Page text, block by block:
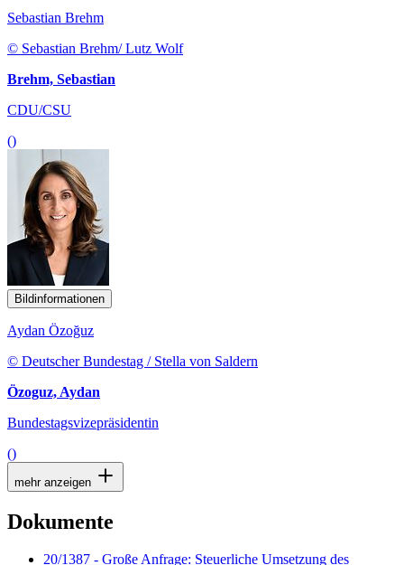
Sebastian Brehm
© Sebastian Brehm/ Lutz Wolf
Brehm, Sebastian
CDU/CSU
()
Bildinformationen
Aydan Özoğuz
© Deutscher Bundestag / Stella von Saldern
Özoguz, Aydan
Bundestagsvizepräsidentin
()
mehr anzeigen
Dokumente
20/1387 - Große Anfrage: Steuerliche Umsetzung des